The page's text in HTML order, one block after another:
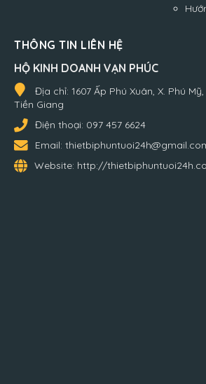
THÔNG TIN LIÊN HỆ
HỘ KINH DOANH VẠN PHÚC
Địa chỉ: 1607 Ấp Phú Xuân, X. Phú
Tiền Giang
Điện thoại: 097 457 6624
Email:
Website: http://